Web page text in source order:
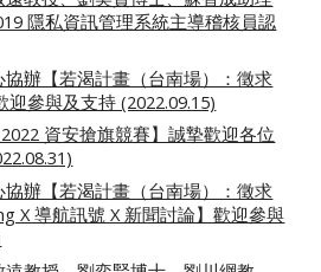
隱私資訊管理系統主導稽核員認
辦【若渴計畫（台南場）：徵求
迎參與及支持 (2022.09.15)
資安搶旗競賽】誠摯歡迎各位
辦【若渴計畫（台南場）：徵求
X 導航訊號 X 新聞討論】歡迎參與